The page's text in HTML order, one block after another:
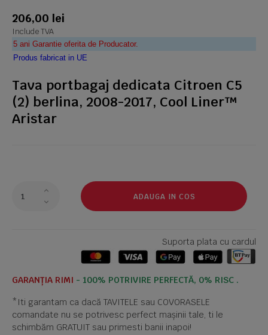
206,00 lei
Include TVA
5 ani Garantie oferita de Producator.
Produs fabricat in UE
Tava portbagaj dedicata Citroen C5
(2) berlina, 2008-2017, Cool Liner™
Aristar
ADAUGA IN COS
Suporta plata cu cardul
GARANȚIA RIMI - 100% POTRIVIRE PERFECTĂ, 0% RISC .
*Iti garantam ca dacă TAVITELE sau COVORASELE
comandate nu se potrivesc perfect mașinii tale, ti le
schimbăm GRATUIT sau primesti banii inapoi!